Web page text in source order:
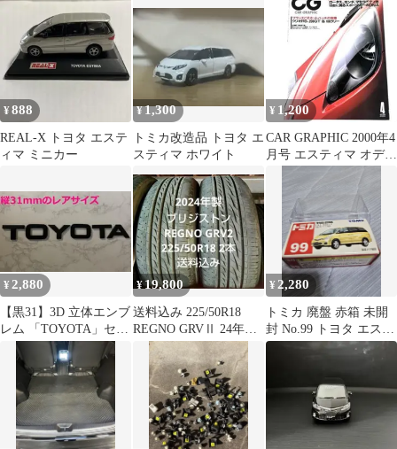
非売品
¥888
REAL-X トヨタ エステ
ィマ ミニカー
¥1,300
トミカ改造品 トヨタ エ
スティマ ホワイト
¥ 1,200
CAR GRAPHIC 2000年4
月号 エスティマ オデッ
¥2,880
【黒31】3D 立体エンブ
レム 「TOYOTA」セッ
ト マットブラック
¥19,800
送料込み 225/50R18
REGNO GRVⅡ 24年製
中古2本セット
¥2,280
トミカ 廃盤 赤箱 未開
封 No.99 トヨタ エステ
ィマ TOMY